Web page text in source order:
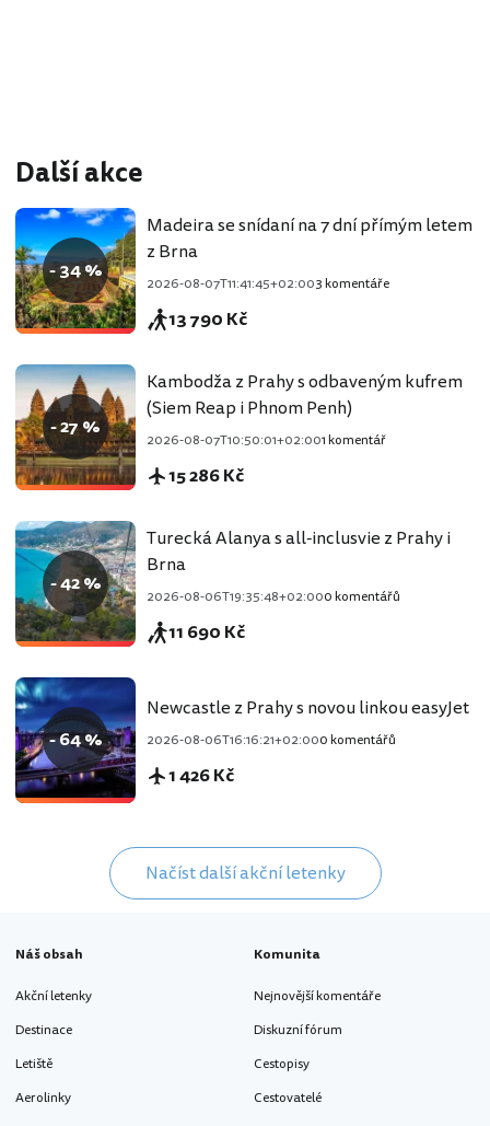
Další akce
- 34 %
Madeira se snídaní na 7 dní přímým letem
z Brna
2026-08-07T11:41:45+02:003 komentáře
13 790 Kč
- 27 %
Kambodža z Prahy s odbaveným kufrem
(Siem Reap i Phnom Penh)
2026-08-07T10:50:01+02:001 komentář
15 286 Kč
- 42 %
Turecká Alanya s all-inclusvie z Prahy i
Brna
2026-08-06T19:35:48+02:000 komentářů
11 690 Kč
- 64 %
Newcastle z Prahy s novou linkou easyJet
2026-08-06T16:16:21+02:000 komentářů
1 426 Kč
Načíst další akční letenky
Náš obsah
Akční letenky
Destinace
Letiště
Aerolinky
Komunita
Nejnovější komentáře
Diskuzní fórum
Cestopisy
Cestovatelé